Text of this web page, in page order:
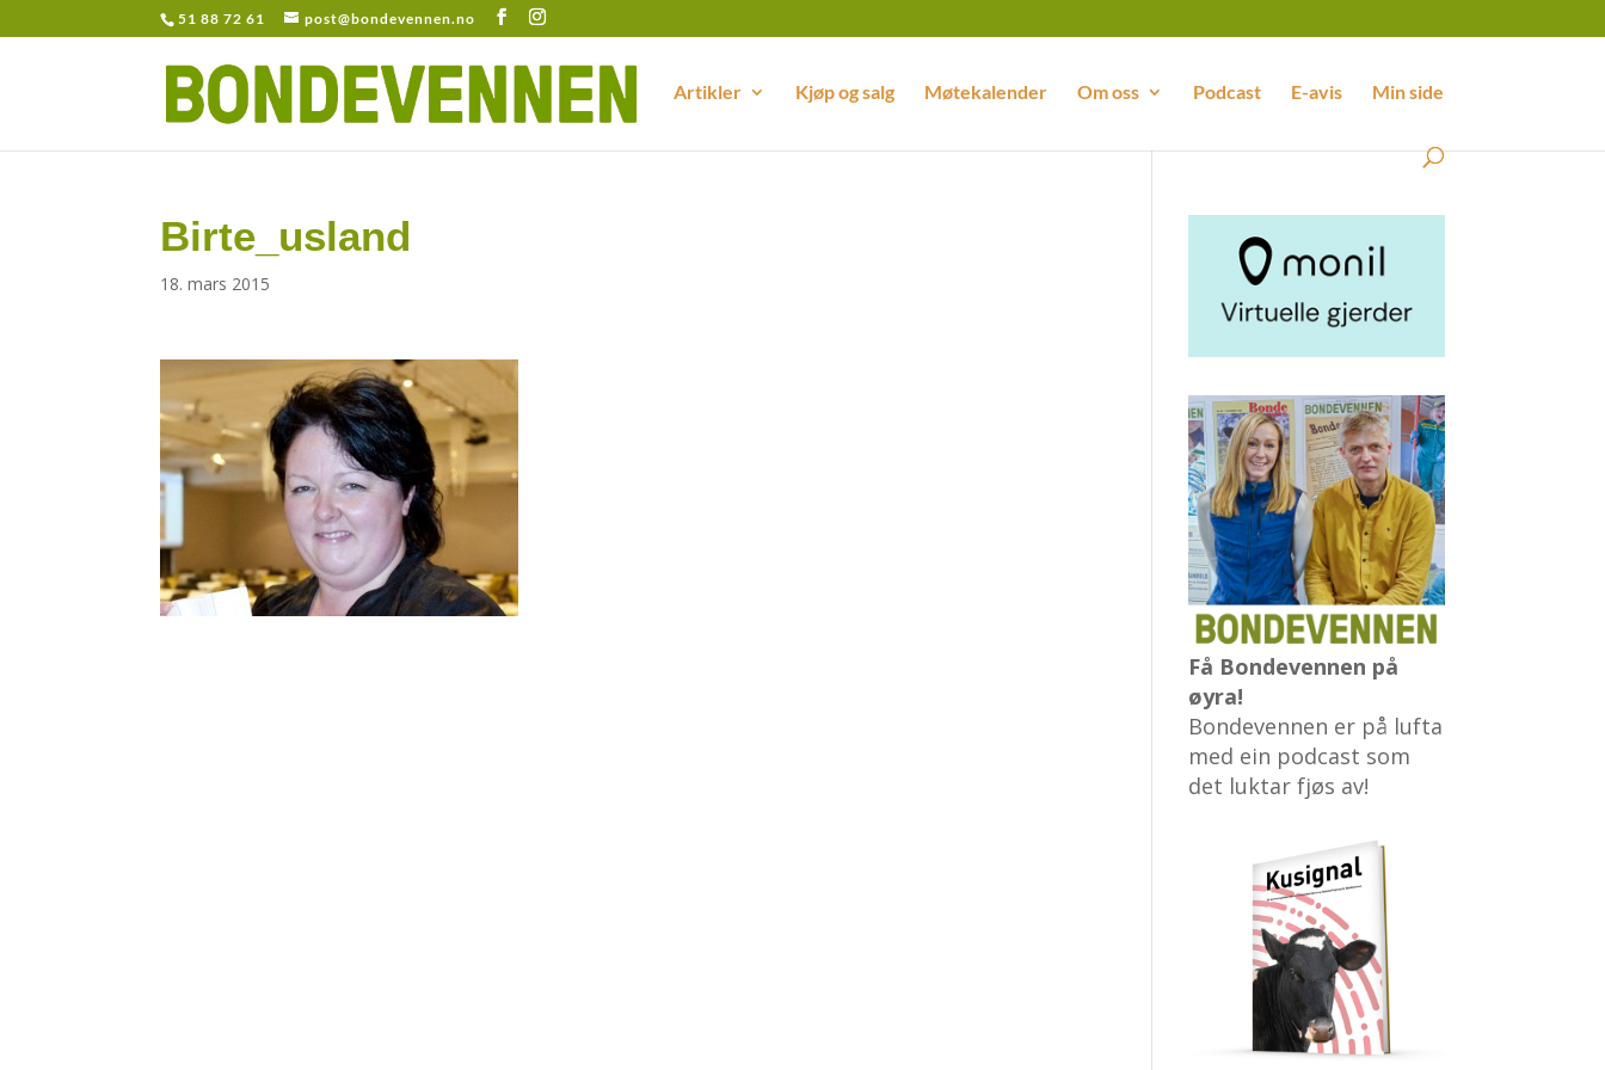
51 88 72 61 post@bondevennen.no
Artikler Kjøp og salg Møtekalender Om oss Podcast E-avis Min side
Birte_usland
18. mars 2015
Få Bondevennen på
øyra!
Bondevennen er på lufta
med ein podcast som
det luktar fjøs av!